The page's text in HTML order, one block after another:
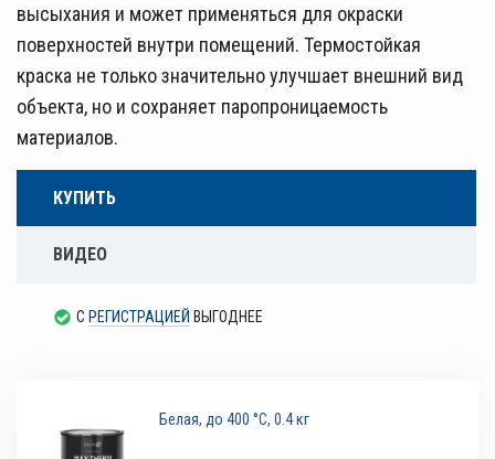
высыхания и может применяться для окраски
поверхностей внутри помещений. Термостойкая
краска не только значительно улучшает внешний вид
объекта, но и сохраняет паропроницаемость
материалов.
КУПИТЬ
ВИДЕО
С РЕГИСТРАЦИЕЙ ВЫГОДНЕЕ
Белая, до 400 °С, 0.4 кг